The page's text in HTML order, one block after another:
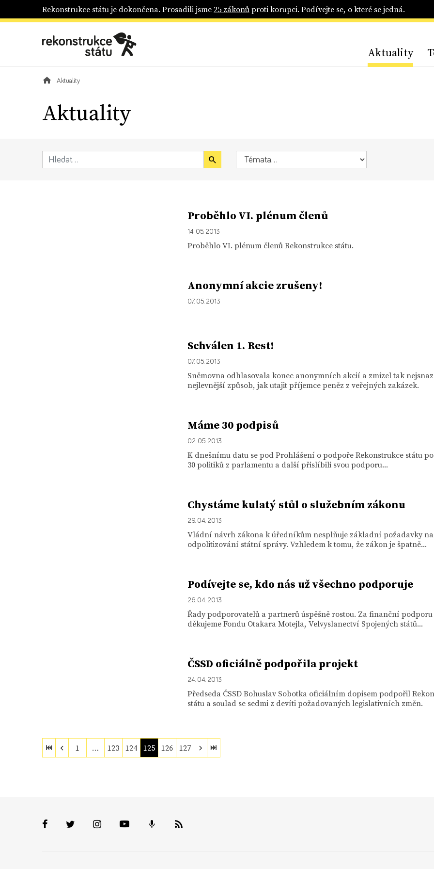
Rekonstrukce státu je dokončena. Prosadili jsme25 zákonůproti korupci. Podívejte se, o které se jedná.
Aktuality
Aktuality
Aktuality
Proběhlo VI. plénum členů
14. 05. 2013
Proběhlo VI. plénum členů Rekonstrukce státu.
Anonymní akcie zrušeny!
07. 05. 2013
Schválen 1. Rest!
07. 05. 2013
Sněmovna odhlasovala konec anonymních akcií a zmizel tak
nejlevnější způsob, jak utajit příjemce peněz z veřejných zakázek.
Máme 30 podpisů
02. 05. 2013
K dnešnímu datu se pod Prohlášení o podpoře Rekonstrukce státu
30 politiků z parlamentu a další přislíbili svou podporu...
Chystáme kulatý stůl o služebním zákonu
29. 04. 2013
Vládní návrh zákona k úředníkům nesplňuje základní požadavky na
odpolitizování státní správy. Vzhledem k tomu, že zákon je špatně...
Podívejte se, kdo nás už všechno podporuje
26. 04. 2013
Řady podporovatelů a partnerů úspěšně rostou. Za finanční podporu
děkujeme Fondu Otakara Motejla, Velvyslanectví Spojených států...
ČSSD oficiálně podpořila projekt
24. 04. 2013
Předseda ČSSD Bohuslav Sobotka oficiálním dopisem podpořil
státu a soulad se sedmi z devíti požadovaných legislativních změn.
1 … 123 124 125 126 127